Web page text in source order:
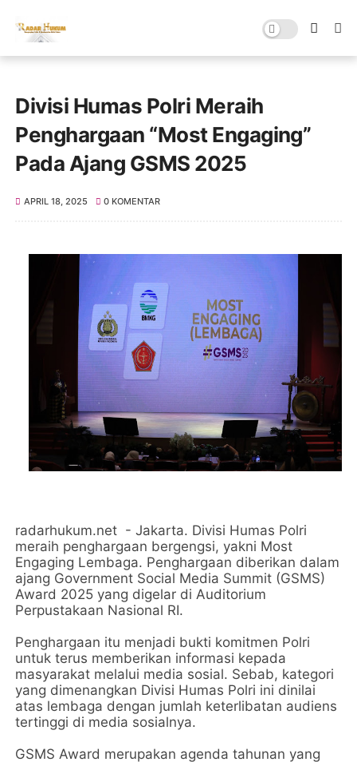
Divisi Humas Polri Meraih
Penghargaan “Most Engaging”
Pada Ajang GSMS 2025
APRIL 18, 2025 0 KOMENTAR
radarhukum.net - Jakarta. Divisi Humas Polri
meraih penghargaan bergengsi, yakni Most
Engaging Lembaga. Penghargaan diberikan dalam
ajang Government Social Media Summit (GSMS)
Award 2025 yang digelar di Auditorium
Perpustakaan Nasional RI.
Penghargaan itu menjadi bukti komitmen Polri
untuk terus memberikan informasi kepada
masyarakat melalui media sosial. Sebab, kategori
yang dimenangkan Divisi Humas Polri ini dinilai
atas lembaga dengan jumlah keterlibatan audiens
tertinggi di media sosialnya.
GSMS Award merupakan agenda tahunan yang